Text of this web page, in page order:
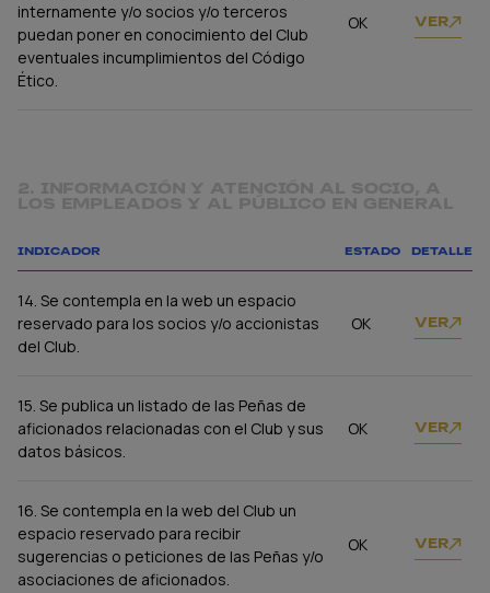
internamente y/o socios y/o terceros
puedan poner en conocimiento del Club
eventuales incumplimientos del Código
Ético.
OK VER
INDICADOR ESTADO DETALLE
14. Se contempla en la web un espacio
reservado para los socios y/o accionistas
del Club.
OK VER
15. Se publica un listado de las Peñas de
aficionados relacionadas con el Club y sus
datos básicos.
OK VER
16. Se contempla en la web del Club un
espacio reservado para recibir
sugerencias o peticiones de las Peñas y/o
asociaciones de aficionados.
OK VER